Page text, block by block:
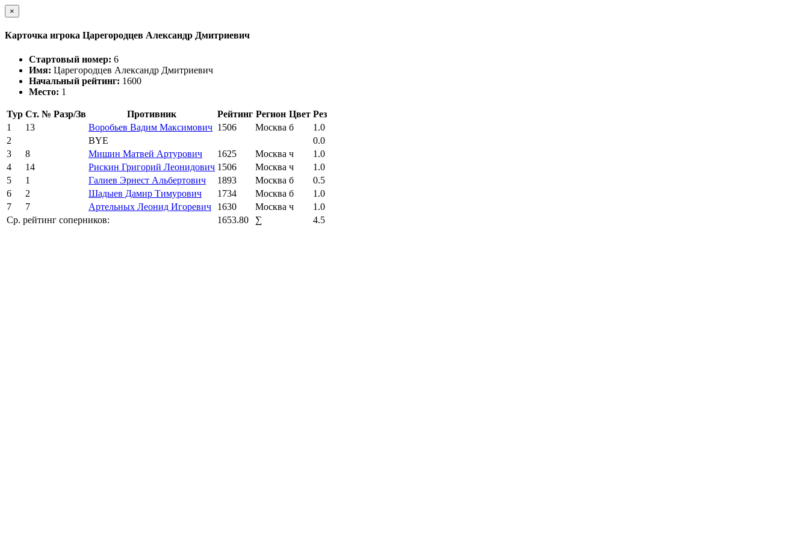
×
Карточка игрока Царегородцев Александр Дмитриевич
Стартовый номер: 6
Имя: Царегородцев Александр Дмитриевич
Начальный рейтинг: 1600
Место: 1
Тур Ст. № Разр/Зв Противник Рейтинг Регион Цвет Рез
1
13 Воробьев Вадим Максимович 1506 Москва б
1.0
2
BYE
0.0
3
8 Мишин Матвей Артурович 1625 Москва ч
1.0
4
14 Рискин Григорий Леонидович 1506 Москва ч
1.0
5
1 Галиев Эрнест Альбертович 1893 Москва б
0.5
6
2 Шадыев Дамир Тимурович 1734 Москва б
1.0
7
7 Артельных Леонид Игоревич 1630 Москва ч
1.0
Ср. рейтинг соперников:
1653.80 ∑ 4.5